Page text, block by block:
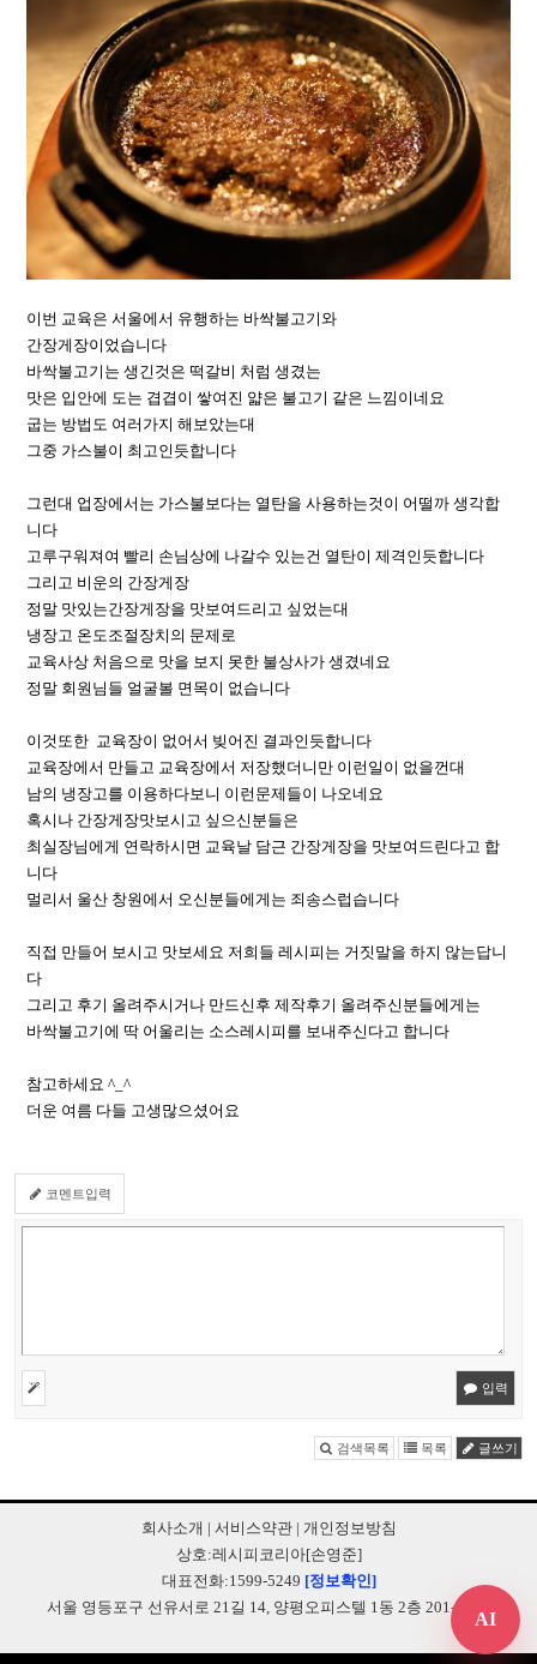
이번 교육은 서울에서 유행하는 바싹불고기와
간장게장이었습니다
바싹불고기는 생긴것은 떡갈비 처럼 생겼는
맛은 입안에 도는 겹겹이 쌓여진 얇은 불고기 같은 느낌이네요
굽는 방법도 여러가지 해보았는대
그중 가스불이 최고인듯합니다
그런대 업장에서는 가스불보다는 열탄을 사용하는것이 어떨까 생각합
니다
고루구워져여 빨리 손님상에 나갈수 있는건 열탄이 제격인듯합니다
그리고 비운의 간장게장
정말 맛있는간장게장을 맛보여드리고 싶었는대
냉장고 온도조절장치의 문제로
교육사상 처음으로 맛을 보지 못한 불상사가 생겼네요
정말 회원님들 얼굴볼 면목이 없습니다
이것또한 교육장이 없어서 빚어진 결과인듯합니다
교육장에서 만들고 교육장에서 저장했더니만 이런일이 없을껀대
남의 냉장고를 이용하다보니 이런문제들이 나오네요
혹시나 간장게장맛보시고 싶으신분들은
최실장님에게 연락하시면 교육날 담근 간장게장을 맛보여드린다고 합
니다
멀리서 울산 창원에서 오신분들에게는 죄송스럽습니다
직접 만들어 보시고 맛보세요 저희들 레시피는 거짓말을 하지 않는답니
다
그리고 후기 올려주시거나 만드신후 제작후기 올려주신분들에게는
바싹불고기에 딱 어울리는 소스레시피를 보내주신다고 합니다
참고하세요 ^_^
더운 여름 다들 고생많으셨어요
코멘트입력
입력
검색목록 목록 글쓰기
회사소개 | 서비스약관| 개인정보방침
상호:레시피코리아[손영준]
대표전화:1599-5249 [정보확인]
서울 영등포구 선유서로 21길 14, 양평오피스텔 1동 2층 201-B248
AI